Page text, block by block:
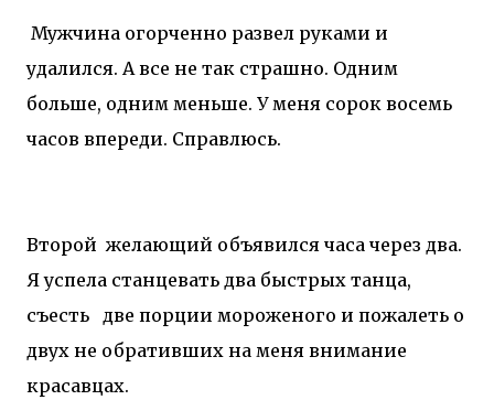
Мужчина огорченно развел руками и
удалился. А все не так страшно. Одним
больше, одним меньше. У меня сорок восемь
часов впереди. Справлюсь.
Второй желающий объявился часа через два.
Я успела станцевать два быстрых танца,
съесть
две порции мороженого и пожалеть о
двух не обративших на меня внимание
красавцах.